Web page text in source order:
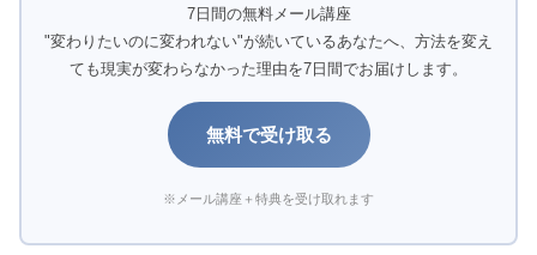
7日間の無料メール講座
"変わりたいのに変われない"が続いているあなたへ、方法を変え
ても現実が変わらなかった理由を7日間でお届けします。
無料で受け取る
※メール講座＋特典を受け取れます